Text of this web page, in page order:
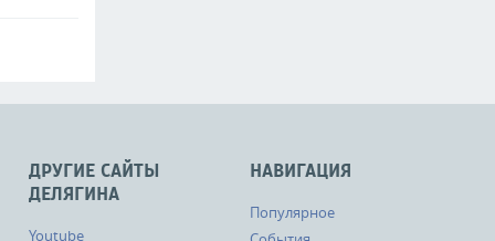
НАВИГАЦИЯ
Популярное
ДРУГИЕ САЙТЫ
ДЕЛЯГИНА
Youtube